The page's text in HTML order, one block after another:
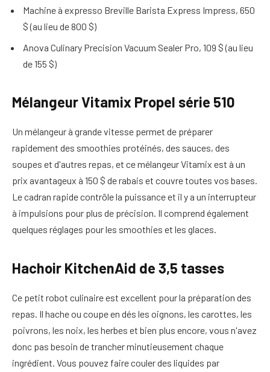
Machine à expresso Breville Barista Express Impress, 650
$ (au lieu de 800 $)
Anova Culinary Precision Vacuum Sealer Pro, 109 $ (au lieu
de 155 $)
Mélangeur Vitamix Propel série 510
Un mélangeur à grande vitesse permet de préparer
rapidement des smoothies protéinés, des sauces, des
soupes et d'autres repas, et ce mélangeur Vitamix est à un
prix avantageux à 150 $ de rabais et couvre toutes vos bases.
Le cadran rapide contrôle la puissance et il y a un interrupteur
à impulsions pour plus de précision. Il comprend également
quelques réglages pour les smoothies et les glaces.
Hachoir KitchenAid de 3,5 tasses
Ce petit robot culinaire est excellent pour la préparation des
repas. Il hache ou coupe en dés les oignons, les carottes, les
poivrons, les noix, les herbes et bien plus encore, vous n'avez
donc pas besoin de trancher minutieusement chaque
ingrédient. Vous pouvez faire couler des liquides par